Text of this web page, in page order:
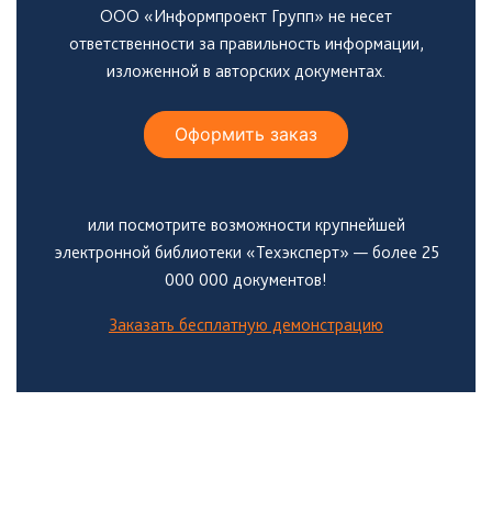
ООО «Информпроект Групп» не несет
ответственности за правильность информации,
изложенной в авторских документах.
Оформить заказ
или посмотрите возможности крупнейшей
электронной библиотеки «Техэксперт» — более 25
000 000 документов!
Заказать бесплатную демонстрацию